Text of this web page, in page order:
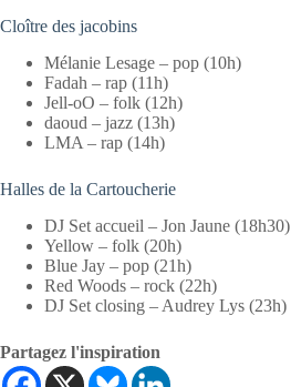
Cloître des jacobins
Mélanie Lesage – pop (10h)
Fadah – rap (11h)
Jell-oO – folk (12h)
daoud – jazz (13h)
LMA – rap (14h)
Halles de la Cartoucherie
DJ Set accueil – Jon Jaune (18h30)
Yellow – folk (20h)
Blue Jay – pop (21h)
Red Woods – rock (22h)
DJ Set closing – Audrey Lys (23h)
Partagez l'inspiration